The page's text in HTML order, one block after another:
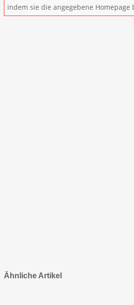
indem sie die angegebene Homepage
Ähnliche Artikel